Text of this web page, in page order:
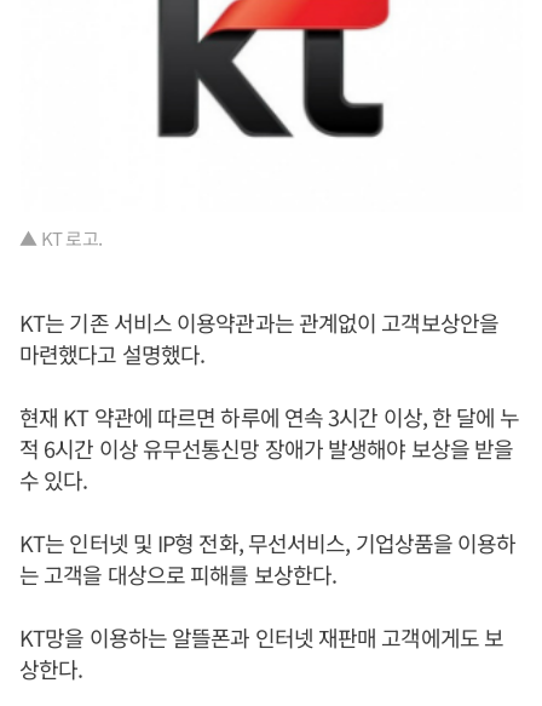
▲ KT 로고.
KT는 기존 서비스 이용약관과는 관계없이 고객보상안을
마련했다고 설명했다.
현재 KT 약관에 따르면 하루에 연속 3시간 이상, 한 달에 누
적 6시간 이상 유무선통신망 장애가 발생해야 보상을 받을
수 있다.
KT는 인터넷 및 IP형 전화, 무선서비스, 기업상품을 이용하
는 고객을 대상으로 피해를 보상한다.
KT망을 이용하는 알뜰폰과 인터넷 재판매 고객에게도 보
상한다.